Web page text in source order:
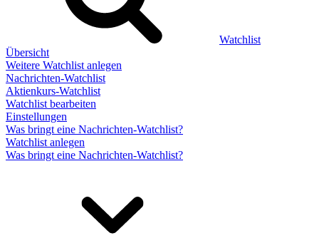
Watchlist
Übersicht
Weitere Watchlist anlegen
Nachrichten-Watchlist
Aktienkurs-Watchlist
Watchlist bearbeiten
Einstellungen
Was bringt eine Nachrichten-Watchlist?
Watchlist anlegen
Was bringt eine Nachrichten-Watchlist?